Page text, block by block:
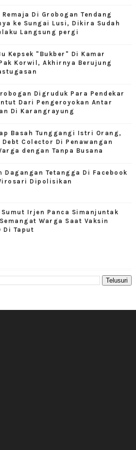
Remaja Di Grobogan Tendang
ke Sungai Lusi, Dikira Sudah
Langsung pergi
Kepsek "Bukber" Di Kamar
Korwil, Akhirnya Berujung
Digruduk Para Pendekar
Dari Pengeroyokan Antar
Di Karangrayung
Basah Tunggangi Istri Orang,
Debt Colector Di Penawangan
dengan Tanpa Busana
Dagangan Tetangga Di Facebook
Dipolisikan
Sumut Irjen Panca Simanjuntak
Warga Saat Vaksin
Di Taput